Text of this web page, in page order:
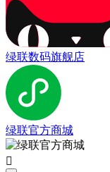
绿联数码旗舰店
绿联官方商城
